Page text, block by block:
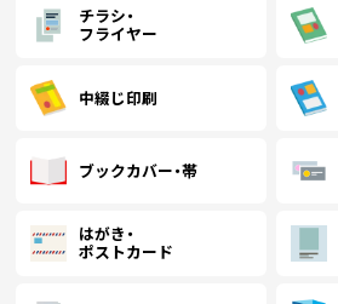
チラシ・
フライヤー
中綴じ印刷
ブックカバー・帯
はがき・
ポストカード